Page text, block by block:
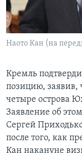
Learning English
СОЦИАЛЬНЫЕ СЕТИ
Языки
Наото Кан (на
Кремль
позицию, заявив,
четыре острова
Заявление об
Сергей
после того, как
Кан накануне